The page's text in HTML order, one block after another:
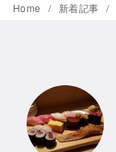
Home 新着記事